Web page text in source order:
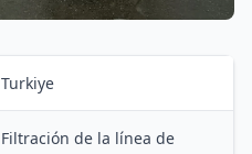
Turkiye
Filtración de la línea de